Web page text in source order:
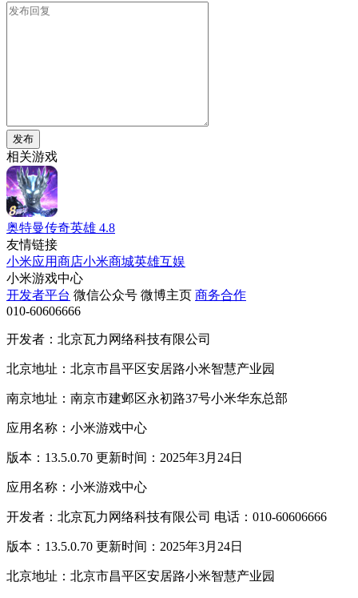
发布
相关游戏
奥特曼传奇英雄 4.8
友情链接
小米应用商店小米商城英雄互娱
小米游戏中心
开发者平台 微信公众号 微博主页 商务合作
010-60606666
开发者：北京瓦力网络科技有限公司
北京地址：北京市昌平区安居路小米智慧产业园
南京地址：南京市建邺区永初路37号小米华东总部
应用名称：小米游戏中心
版本：13.5.0.70 更新时间：2025年3月24日
应用名称：小米游戏中心
开发者：北京瓦力网络科技有限公司 电话：010-60606666
版本：13.5.0.70 更新时间：2025年3月24日
北京地址：北京市昌平区安居路小米智慧产业园